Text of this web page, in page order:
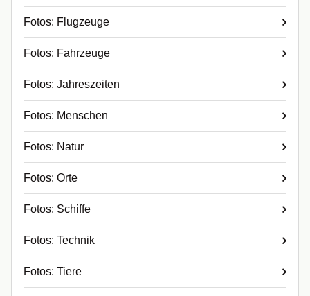
Fotos: Flugzeuge
Fotos: Fahrzeuge
Fotos: Jahreszeiten
Fotos: Menschen
Fotos: Natur
Fotos: Orte
Fotos: Schiffe
Fotos: Technik
Fotos: Tiere